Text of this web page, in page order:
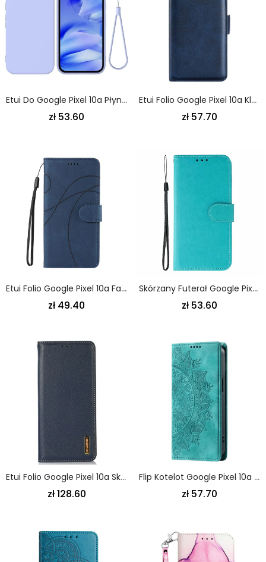
Etui Do Google Pixel 10a Płynny Silikon Ze Smyczą
zł 53.60
Etui Folio Google Pixel 10a Klasyczne Podwójne Zapięcie
zł 57.70
Etui Folio Google Pixel 10a Falisty Wzór
zł 49.40
Skórzany Futerał Google Pixel 10a Etui Na Telefon Styl Skórzany
zł 53.60
Etui Folio Google Pixel 10a Skóra Khazneh Etui Ochronne
zł 128.60
Flip Kotelot Google Pixel 10a Efekt Zamszu W Mandali
zł 57.70